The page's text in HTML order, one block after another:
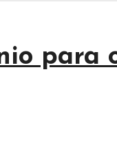
para